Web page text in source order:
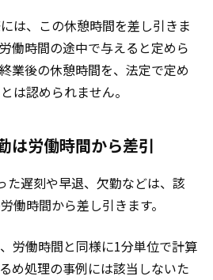
は、この休憩時間を差し引きま
働時間の途中で与えると定めら
業後の休憩時間を、法定で定め
は認められません。
は労働時間から差引
た遅刻や早退、欠勤などは、該
働時間から差し引きます。
労働時間と同様に1分単位で計算
め処理の事例には該当しないた